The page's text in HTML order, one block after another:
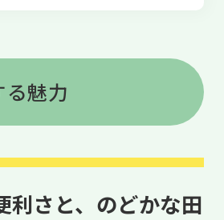
魅力
利さと、のどかな田